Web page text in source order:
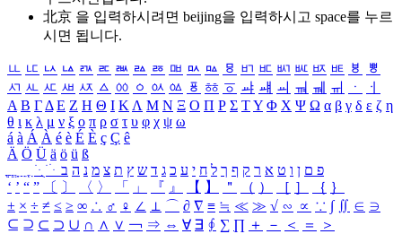
北京 을 입력하시려면 beijing을 입력하시고 space를 누르
시면 됩니다.
ㅥ ㅦ ㅧ ㅨ ㅩ ㅪ ㅫ ㅬ ㅭ ㅮ ㅯ ㅰ ㅱ ㅲ ㅳ ㅴ ㅵ ㅶ ㅷ ㅸ
ㅹ
ㅺ ㅻ ㅼ ㅽ ㅾ ㅿ ㆀ ㆁ ㆂ ㆃ ㆄ ㆅ ㆆ ㆇ ㆈ ㆉ ㆊ ㆋ ㆌ ㆍ
ㆎ
Α Β ΓΔ Ε Ζ Η Θ Ι ΚΛ Μ Ν Ξ Ο Π Ρ Σ ΤΥ Φ Χ Ψ Ω α β γ δ ε ζ η
θ ι κ λ μ ν ξ ο π ρ σ τ υ φ χ ψ ω
á à Á À é è É È ç Ç ê
Ä Ö Ü ä ö ü ß
ִֶֹ ֻּ ׁׂ פ ם ן ו ט א ר ק ף ך ל ח י ע כ ג ד ש ץ ת צ מ נ ה ב
‘ ’ “ ” 〔 〕 〈 〉 「 」 『 』 【 】 ＂ （ ） ［ ］ ｛ ｝
± × ÷ ≠ ≤ ≥ ∞ ∴ ♂ ♀ ∠ ⊥ ⌒ ∂ ∇ ≡ ≒ ≪ ≫ √ ∽ ∝ ∵ ∫ ∬ ∈ ∋
⊆ ⊇ ⊂ ⊃ ∪ ∩ ∧ ∨ ￢ ⇒ ⇔ ∀ ∃ ∮ ∑ ∏ ＋ － ＜ ＝
＞